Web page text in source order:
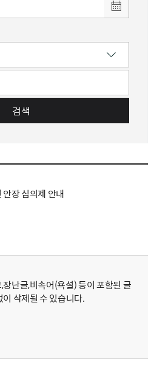
검색
장 심의제 안내
장난글,비속어(욕설) 등이 포함된 글
삭제될 수 있습니다.